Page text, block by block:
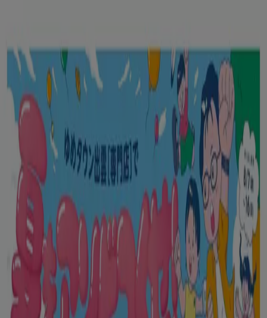
あなたはここにいる：
江東区
Featured スーパーマーケット ファッションホームセンター&
ペット
ドラッグストア レストラン
カラオケ & エンター
テイメント スポーツおもちゃ&子供向け商品 車&モーターバ
イク
スーパーマーケット 江東区：チラシ、
クーポン、カタログ
江東区のTiendeo
スーパーマーケットの江東区チラシ